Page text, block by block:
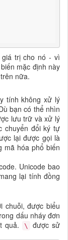
giá trị cho nó - vì
mặc định này
nữa.
tính không xử lý
bạn có thể nhìn
lưu trữ và xử lý
chuyển đổi ký tự
lại được gọi là
mã hóa phổ biến
Unicode bao
lại tính đồng
chuỗi, được biểu
dấu nháy đơn
quả. \
được sử